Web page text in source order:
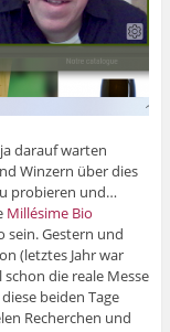
darauf warten
Winzern über dies
probieren und…
Millésime Bio
sein. Gestern und
(letztes Jahr war
die reale Messe
beiden Tage
Recherchen und